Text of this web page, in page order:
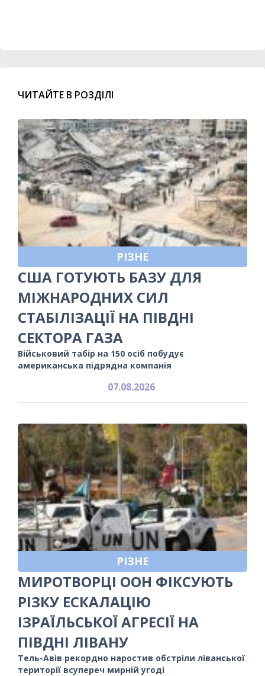
ЧИТАЙТЕ В РОЗДІЛІ
РІЗНЕ
США ГОТУЮТЬ БАЗУ ДЛЯ
МІЖНАРОДНИХ СИЛ
СТАБІЛІЗАЦІЇ НА ПІВДНІ
СЕКТОРА ГАЗА
Військовий табір на 150 осіб побудує
американська підрядна компанія
07.08.2026
РІЗНЕ
МИРОТВОРЦІ ООН ФІКСУЮТЬ
РІЗКУ ЕСКАЛАЦІЮ
ІЗРАЇЛЬСЬКОЇ АГРЕСІЇ НА
ПІВДНІ ЛІВАНУ
Тель-Авів рекордно наростив обстріли ліванської
території всупереч мирній угоді